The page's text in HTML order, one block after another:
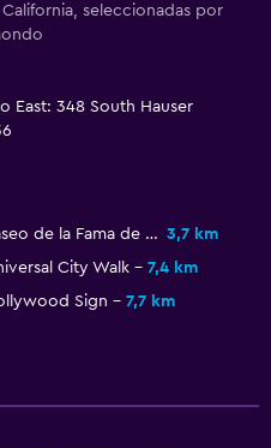
seleccionadas por
East: 348 South Hauser
Paseo de la Fama de Hollywood 3,7 km
City Walk
7,4 km
Sign 7,7 km